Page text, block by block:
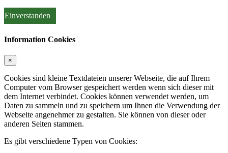
Einverstanden
Information Cookies
×
Cookies sind kleine Textdateien unserer Webseite, die auf Ihrem
Computer vom Browser gespeichert werden wenn sich dieser mit
dem Internet verbindet. Cookies können verwendet werden, um
Daten zu sammeln und zu speichern um Ihnen die Verwendung der
Webseite angenehmer zu gestalten. Sie können von dieser oder
anderen Seiten stammen.
Es gibt verschiedene Typen von Cookies: